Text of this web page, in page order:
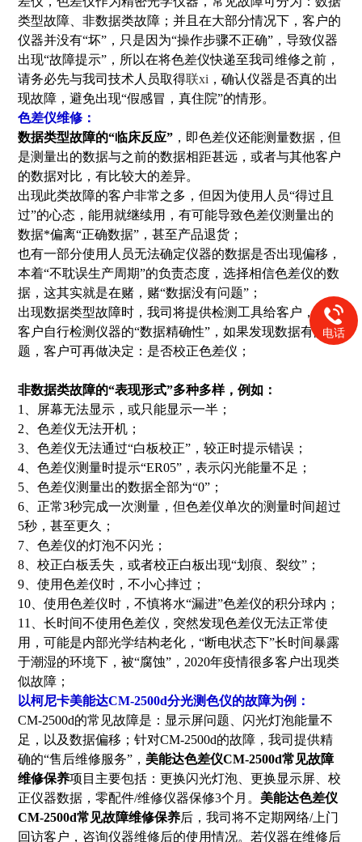
类型故障、非数据类故障；并且在大部分情况下，客户的
仪器并没有“坏”，只是因为“操作步骤不正确”，导致仪器
出现“故障提示”，所以在将色差仪快递至我司维修之前，
请务必先与我司技术人员取得联xi ，确认仪器是否真的出
现故障，避免出现“假感冒，真住院”的情形。
色差仪维修：
数据类型故障的“临床反应” ，即色差仪还能测量数据，但
是测量出的数据与之前的数据相距甚远，或者与其他客户
的数据对比，有比较大的差异。
出现此类故障的客户非常之多，但因为使用人员“得过且
过”的心态，能用就继续用，有可能导致色差仪测量出的
数据*偏离“正确数据”，甚至产品退货；
也有一部分使用人员无法确定仪器的数据是否出现偏移，
本着“不耽误生产周期”的负责态度，选择相信色差仪的数
据，这其实就是在赌，赌“数据没有问题”；
出现数据类型故障时，我司将提供检测工具给客户，帮助
客户自行检测仪器的“数据精确性”，如果发现数据有问
题，客户可再做决定：是否校正色差仪；
非数据类故障的“表现形式”多种多样，例如：
1、屏幕无法显示，或只能显示一半；
2、色差仪无法开机；
3、色差仪无法通过“白板校正”，较正时提示错误；
4、色差仪测量时提示“ER05”，表示闪光能量不足；
5、色差仪测量出的数据全部为“0”；
6、正常3秒完成一次测量，但色差仪单次的测量时间超过
5秒，甚至更久；
7、色差仪的灯泡不闪光；
8、校正白板丢失，或者校正白板出现“划痕、裂纹”；
9、使用色差仪时，不小心摔过；
10、使用色差仪时，不慎将水“漏进”色差仪的积分球内；
11、长时间不使用色差仪，突然发现色差仪无法正常使
用，可能是内部光学结构老化，“断电状态下”长时间暴露
于潮湿的环境下，被“腐蚀”，2020年疫情很多客户出现类
似故障；
以柯尼卡美能达CM-2500d分光测色仪的故障为例：
CM-2500d的常见故障是：显示屏问题、闪光灯泡能量不
足，以及数据偏移；针对CM-2500d的故障，我司提供精
确的“售后维修服务”， 美能达色差仪CM-2500d常见故障
维修保养项目主要包括：更换闪光灯泡、更换显示屏、校
正仪器数据，零配件/维修仪器保修3个月。 美能达色差仪
CM-2500d常见故障维修保养后，我司将不定期网络/上门
回访客户，咨询仪器维修后的使用情况。若仪器在维修后
电话